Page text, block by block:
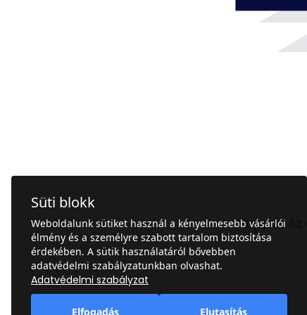
Süti blokk
Weboldalunk sütiket használ a kényelmesebb vásárlói
élmény és a személyre szabott tartalom biztosítása
érdekében. A sütik használatáról bővebben
adatvédelmi szabályzatunkban olvashat.
Adatvédelmi szabályzat
Elfogadás Elutasítás
Hoppá! Az